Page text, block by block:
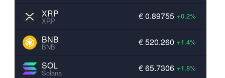
XRP
XRP € 0.89755 +0.2%
BNB
BNB € 520.260 +1.4%
SOL
Solana € 65.7306 +1.8%